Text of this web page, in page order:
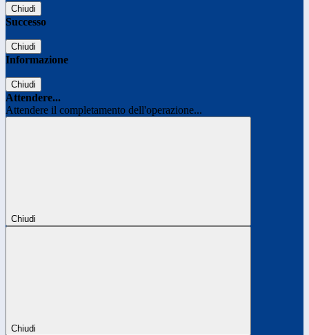
Chiudi
Successo
Chiudi
Informazione
Chiudi
Attendere...
Attendere il completamento dell'operazione...
Chiudi
Chiudi